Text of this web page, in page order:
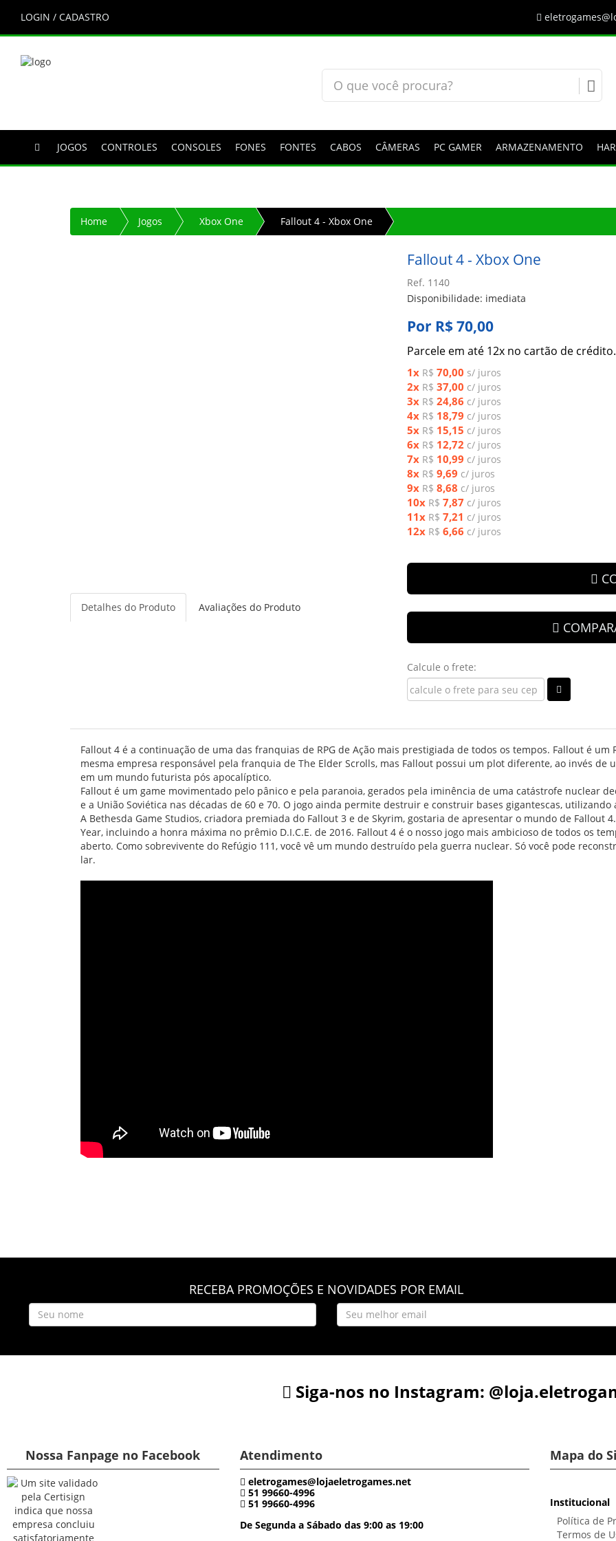
LOGIN / CADASTRO
JOGOS CONTROLES CONSOLES FONES FONTES CABOS CÂMERAS PC GAMER ARMAZENAMENTO
Home Jogos Xbox One Fallout 4 - Xbox One
Fallout 4 - Xbox One
Ref. 1140
Disponibilidade: imediata
Por R$ 70,00
Parcele em até 12x no cartão de crédito.
1x R$ 70,00 s/ juros
2x R$ 37,00 c/ juros
3x R$ 24,86 c/ juros
4x R$ 18,79 c/ juros
5x R$ 15,15 c/ juros
6x R$ 12,72 c/ juros
7x R$ 10,99 c/ juros
8x R$ 9,69 c/ juros
9x R$ 8,68 c/ juros
10x R$ 7,87 c/ juros
11x R$ 7,21 c/ juros
12x R$ 6,66 c/ juros
Calcule o frete:
Detalhes do Produto Avaliações do Produto
Fallout 4 é a continuação de uma das franquias de RPG de Ação mais prestigiada de todos os tempos. Fallout é um
mesma empresa responsável pela franquia de The Elder Scrolls, mas Fallout possui um plot diferente, ao invés de
em um mundo futurista pós apocalíptico.
Fallout é um game movimentado pelo pânico e pela paranoia, gerados pela iminência de uma catástrofe nuclear
e a União Soviética nas décadas de 60 e 70. O jogo ainda permite destruir e construir bases gigantescas,
A Bethesda Game Studios, criadora premiada do Fallout 3 e de Skyrim, gostaria de apresentar o mundo de Fallout
Year, incluindo a honra máxima no prêmio D.I.C.E. de 2016. Fallout 4 é o nosso jogo mais ambicioso de todos os
aberto. Como sobrevivente do Refúgio 111, você vê um mundo destruído pela guerra nuclear. Só você pode
lar.
RECEBA PROMOÇÕES E NOVIDADES POR EMAIL
Siga-nos no Instagram:
Nossa Fanpage no Facebook Atendimento
eletrogames@lojaeletrogames.net
51 99660-4996
51 99660-4996
De Segunda a Sábado das 9:00 as 19:00
Mapa do
Institucional
Política de
Termos de